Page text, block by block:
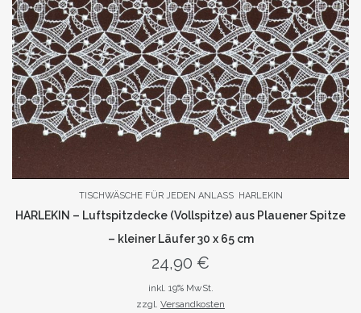
TISCHWÄSCHE FÜR JEDEN ANLASS HARLEKIN
HARLEKIN – Luftspitzdecke (Vollspitze) aus Plauener Spitze
– kleiner Läufer 30 x 65 cm
24,90 €
inkl. 19% MwSt.
zzgl. Versandkosten